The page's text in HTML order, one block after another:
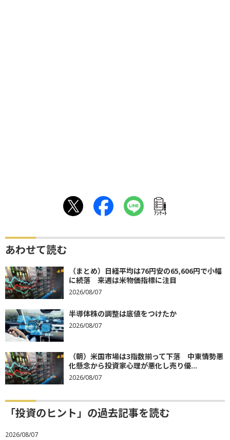
ｱﾝｹｰﾄ
あわせて読む
（まとめ）日経平均は76円安の65,606円で小幅
に続落 来週は米物価指標に注目
2026/08/07
半導体株の調整は底値をつけたか
2026/08/07
（朝）米国市場は3指数揃って下落 中東情勢悪
化懸念から投資家心理が悪化し売り優...
2026/08/07
「投資のヒント」の過去記事を読む
2026/08/07